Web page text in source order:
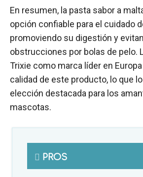
En resumen, la pasta sabor a
opción confiable para el cuidado
promoviendo su digestión y
obstrucciones por bolas de pelo.
Trixie como marca líder en
calidad de este producto, lo que
elección destacada para los
mascotas.
PROS